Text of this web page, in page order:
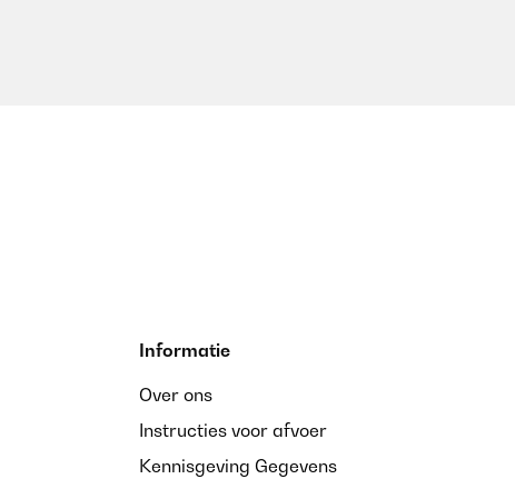
Informatie
Over ons
Instructies voor afvoer
Kennisgeving Gegevens